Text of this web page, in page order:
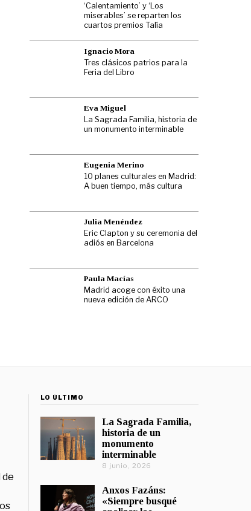
‘Calentamiento’ y ‘Los
miserables’ se reparten los
cuartos premios Talía
Ignacio Mora
Tres clásicos patrios para la
Feria del Libro
Eva Miguel
La Sagrada Familia, historia de
un monumento interminable
Eugenia Merino
10 planes culturales en Madrid:
A buen tiempo, más cultura
Julia Menéndez
Eric Clapton y su ceremonia del
adiós en Barcelona
Paula Macías
Madrid acoge con éxito una
nueva edición de ARCO
de
LO ÚLTIMO
La Sagrada Familia,
historia de un
monumento
interminable
8 junio, 2026
Anxos Fazáns:
«Siempre busqué